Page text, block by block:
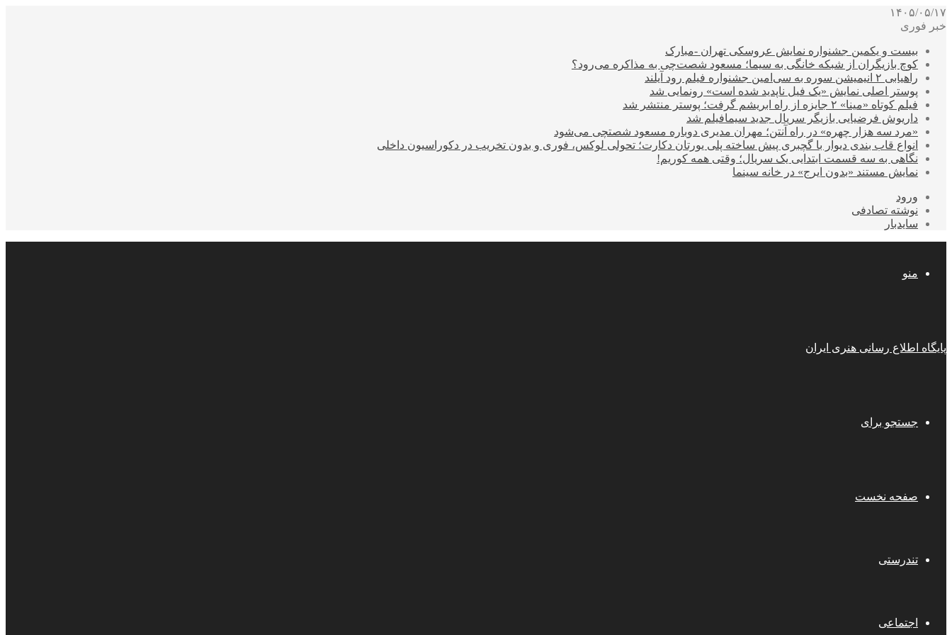
۱۴۰۵/۰۵/۱۷
خبر فوری
بیست و یکمین جشنواره نمایش عروسکی تهران -مبارک
کوچ بازیگران از شبکه خانگی به سیما؛ مسعود شصت‌چی به مذاکره می‌رود؟
راهیابی ۲ انیمیشن سوره به سی‌امین جشنواره فیلم رود آیلند
پوستر اصلی نمایش «یک فیل ناپدید شده است» رونمایی شد
فیلم کوتاه «مینا» ۲ جایزه از راه ابریشم گرفت؛ پوستر منتشر شد
داریوش فرضیایی بازیگر سریال جدید سیمافیلم شد
«مرد سه هزار چهره» در راه آنتن؛ مهران مدیری دوباره مسعود شصتچی می‌شود
انواع قاب بندی دیوار با گچبری پیش ساخته پلی یورتان دکارت؛ تحولی لوکس، فوری و بدون تخریب در دکوراسیون داخلی
نگاهی به سه قسمت ابتدایی یک سریال؛ وقتی همه کوریم!
نمایش مستند «بدون ایرج» در خانه سینما
ورود
نوشته تصادفی
سایدبار
منو
پایگاه اطلاع رسانی هنری ایران
جستجو برای
صفحه نخست
تندرستی
اجتماعی